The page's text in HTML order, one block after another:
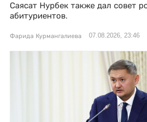
Саясат Нурбек также дал совет
абитуриентов.
Фарида Курмангалиева 07.08.2026, 23:46